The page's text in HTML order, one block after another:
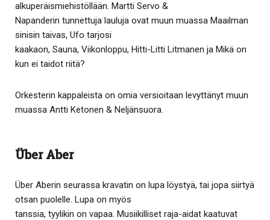
alkuperäismiehistöllään. Martti Servo &
Napanderin tunnettuja lauluja ovat muun muassa Maailman
sinisin taivas, Ufo tarjosi
kaakaon, Sauna, Viikonloppu, Hitti-Litti Litmanen ja Mikä on
kun ei taidot riitä?
Orkesterin kappaleista on omia versioitaan levyttänyt muun
muassa Antti Ketonen & Neljänsuora.
Über Aber
Über Aberin seurassa kravatin on lupa löystyä, tai jopa siirtyä
otsan puolelle. Lupa on myös
tanssia, tyylikin on vapaa. Musiikilliset raja-aidat kaatuvat